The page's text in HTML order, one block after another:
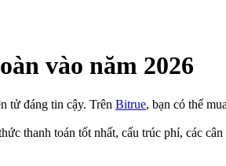
vào năm 2026
tử đáng tin cậy. Trên Bitrue, bạn có thể
thanh toán tốt nhất, cấu trúc phí, các